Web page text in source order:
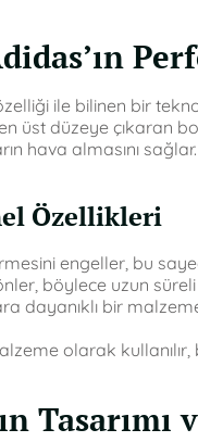
ile bilinen bir
üst düzeye çıkaran
hava almasını
Özellikleri
engeller, bu
böylece uzun
dayanıklı bir
olarak kullanılır,